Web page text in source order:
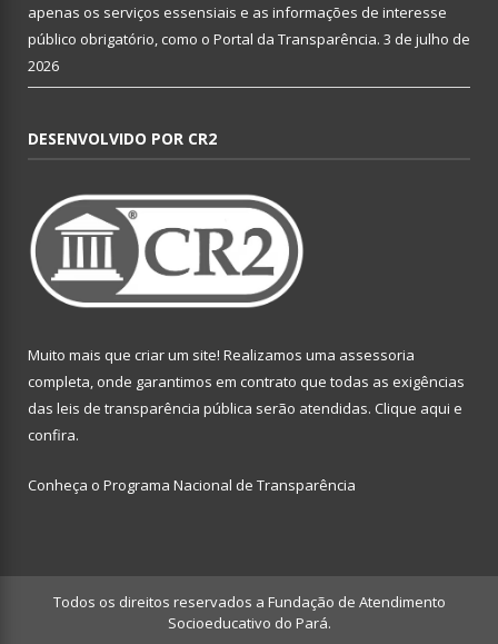
apenas os serviços essensiais e as informações de interesse
público obrigatório, como o Portal da Transparência. 3 de julho de
2026
DESENVOLVIDO POR CR2
Muito mais que criar um site! Realizamos uma assessoria
completa, onde garantimos em contrato que todas as exigências
das leis de transparência pública serão atendidas. Clique aqui e
confira.
Conheça o Programa Nacional de Transparência
Todos os direitos reservados a Fundação de Atendimento
Socioeducativo do Pará.